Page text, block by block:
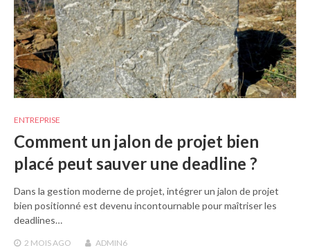
ENTREPRISE
Comment un jalon de projet bien
placé peut sauver une deadline ?
Dans la gestion moderne de projet, intégrer un jalon de projet
bien positionné est devenu incontournable pour maîtriser les
deadlines…
2 MOIS AGO ADMIN6